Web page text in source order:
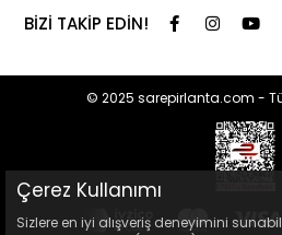
BİZİ TAKİP EDİN!
© 2025 sarepirlanta.com -
Çerez Kullanımı
Sizlere en iyi alışveriş deneyimini